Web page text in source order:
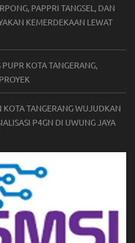
PAPPRI TANGSEL, DAN
KEMERDEKAAN LEWAT
KOTA TANGERANG,
TANGERANG WUJUDKAN
P4GN DI UWUNG JAYA